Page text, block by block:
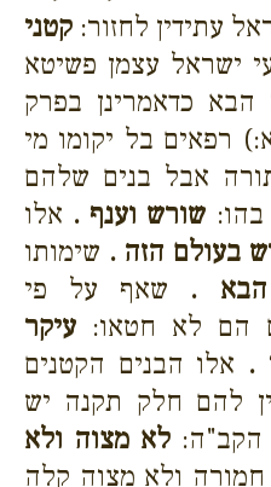
עתידין לחזור: קטני
ישראל עצמן פשיטא
כדאמרינן בפרק
רפאים בל יקומו מי
אבל בנים שלהם
שורש וענף . אלו
בעולם הזה . שימותו
הבא . שאף על פי
הם לא חטאו: עיקר
. אלו הבנים הקטנים
להם חלק תקנה יש
לא מצוה ולא
ולא מצוה קלה